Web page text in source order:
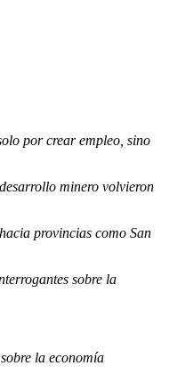
por crear empleo, sino
minero volvieron
provincias como San
sobre la
la economía